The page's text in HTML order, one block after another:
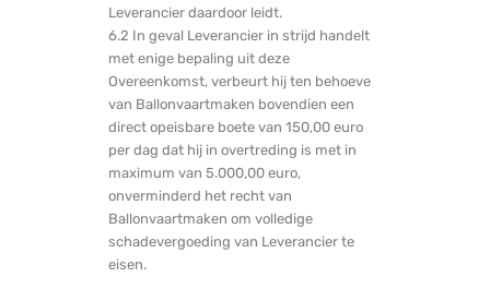
Leverancier daardoor leidt.
6.2 In geval Leverancier in strijd handelt
met enige bepaling uit deze
Overeenkomst, verbeurt hij ten behoeve
van Ballonvaartmaken bovendien een
direct opeisbare boete van 150,00 euro
per dag dat hij in overtreding is met in
maximum van 5.000,00 euro,
onverminderd het recht van
Ballonvaartmaken om volledige
schadevergoeding van Leverancier te
eisen.